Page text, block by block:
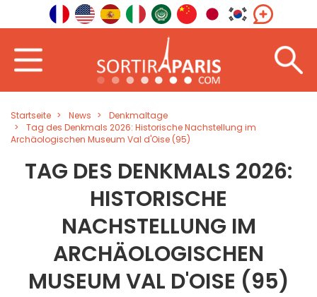
Startseite News
Denkmaltage
Tag des Denkmals 2026: Historische Nachstellung im
Archäologischen Museum Val d'Oise (95)
TAG DES DENKMALS 2026:
HISTORISCHE
NACHSTELLUNG IM
ARCHÄOLOGISCHEN
MUSEUM VAL D'OISE (95)